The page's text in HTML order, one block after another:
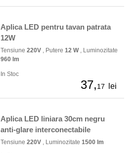
Aplica LED pentru tavan patrata
12W
Tensiune 220V , Putere 12 W, Luminozitate
960 lm
In Stoc
37,17 lei
Aplica LED liniara 30cm negru
anti-glare interconectabile
Tensiune 220V , Luminozitate 1500 lm